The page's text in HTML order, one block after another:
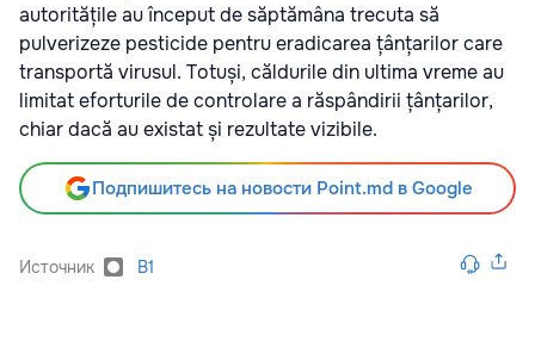
autoritățile au început de săptămâna trecuta să
pulverizeze pesticide pentru eradicarea țânțarilor care
transportă virusul. Totuși, căldurile din ultima vreme au
limitat eforturile de controlare a răspândirii țânțarilor,
chiar dacă au existat și rezultate vizibile.
Подпишитесь на новости Point.md в Google
Источник B1